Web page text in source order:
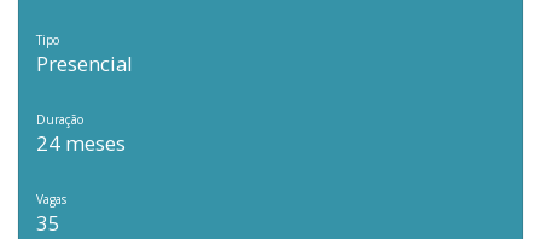
Tipo
Presencial
Duração
24 meses
Vagas
35